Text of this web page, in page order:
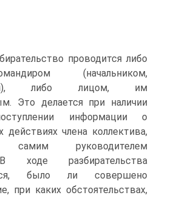
проводится либо
(начальником,
либо лицом, им
Это делается при наличии
информации о
действиях члена коллектива,
самим руководителем
ходе разбирательства
было ли совершено
при каких обстоятельствах,